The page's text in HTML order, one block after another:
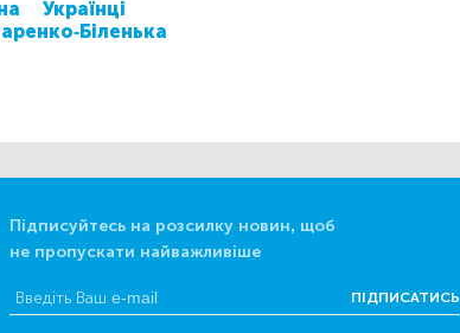
Українці
Біленька
Підписуйтесь на розсилку новин, щоб
не пропускати найважливіше
ПІДПИСАТИСЬ